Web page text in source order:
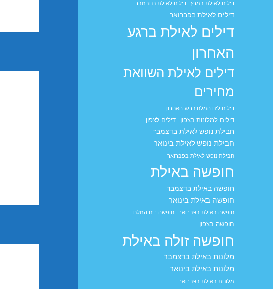
דילים לאילת במרץ דילים לאילת בנובמבר
דילים לאילת בפברואר
דילים לאילת ברגע
האחרון
דילים לאילת השוואת
מחירים
דילים לים המלח ברגע האחרון
דילים למלונות בצפון דילים לצפון
חבילת נופש לאילת בדצמבר
חבילת נופש לאילת בינואר
חבילת נופש לאילת בפברואר
חופשה באילת
חופשה באילת בדצמבר
חופשה באילת בינואר
חופשה באילת בפברואר חופשה בים המלח
חופשה בצפון
חופשה זולה באילת
מלונות באילת בדצמבר
מלונות באילת בינואר
מלונות באילת בפברואר